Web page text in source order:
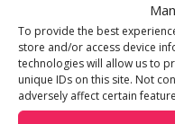
To provide the best
store and/or access device
technologies will allow us to
unique IDs on this site. Not
adversely affect certain
l’intérêt des
Rouge, le nouveau
Vous souhaitez
des surfaces